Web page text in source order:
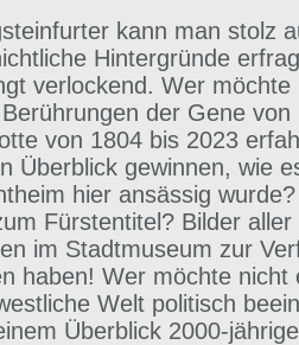
kann man stolz
Hintergründe
verlockend. Wer möchte
der Gene von
von 1804 bis 2023
Überblick gewinnen, wie
hier ansässig
Fürstentitel? Bilder
im Stadtmuseum zur
haben! Wer möchte nicht
Welt politisch
Überblick 2000-